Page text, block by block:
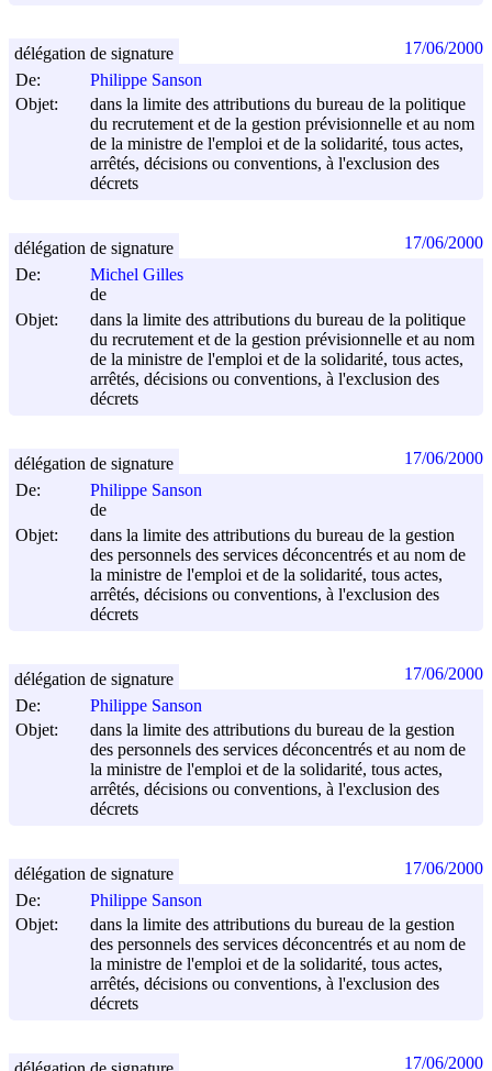
De:
Philippe Sanson
Objet:
dans la limite des attributions du bureau de la politique
du recrutement et de la gestion prévisionnelle et au nom
de la ministre de l'emploi et de la solidarité, tous actes,
arrêtés, décisions ou conventions, à l'exclusion des
décrets
délégation de signature 17/06/2000
De:
Michel Gilles
de
Objet:
dans la limite des attributions du bureau de la politique
du recrutement et de la gestion prévisionnelle et au nom
de la ministre de l'emploi et de la solidarité, tous actes,
arrêtés, décisions ou conventions, à l'exclusion des
décrets
délégation de signature 17/06/2000
De:
Philippe Sanson
de
Objet:
dans la limite des attributions du bureau de la gestion
des personnels des services déconcentrés et au nom de
la ministre de l'emploi et de la solidarité, tous actes,
arrêtés, décisions ou conventions, à l'exclusion des
décrets
délégation de signature 17/06/2000
De:
Philippe Sanson
Objet:
dans la limite des attributions du bureau de la gestion
des personnels des services déconcentrés et au nom de
la ministre de l'emploi et de la solidarité, tous actes,
arrêtés, décisions ou conventions, à l'exclusion des
décrets
délégation de signature 17/06/2000
De:
Philippe Sanson
Objet:
dans la limite des attributions du bureau de la gestion
des personnels des services déconcentrés et au nom de
la ministre de l'emploi et de la solidarité, tous actes,
arrêtés, décisions ou conventions, à l'exclusion des
décrets
délégation de signature 17/06/2000
17/06/2000